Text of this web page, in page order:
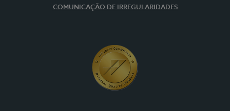
COMUNICAÇÃO DE IRREGULARIDADES